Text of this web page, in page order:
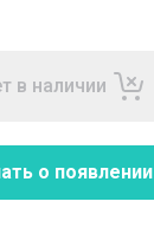
в наличии
о появлении